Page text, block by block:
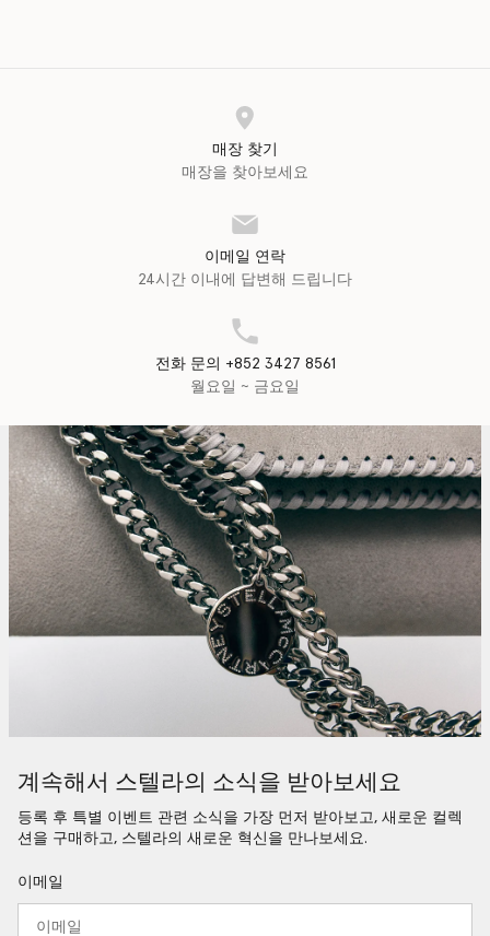
매장 찾기
매장을 찾아보세요
이메일 연락
24시간 이내에 답변해 드립니다
전화 문의 +852 3427 8561
월요일 ~ 금요일
계속해서 스텔라의 소식을 받아보세요
등록 후 특별 이벤트 관련 소식을 가장 먼저 받아보고, 새로운 컬렉
션을 구매하고, 스텔라의 새로운 혁신을 만나보세요.
이메일